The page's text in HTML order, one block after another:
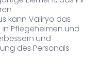
kann Valiryo das
Pflegeheimen und
und
des Personals